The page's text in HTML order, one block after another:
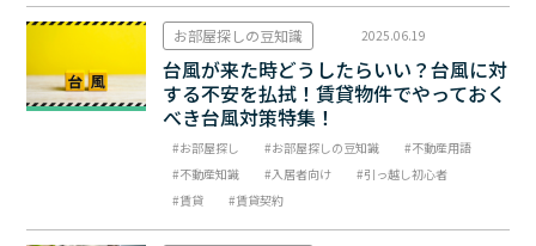
お部屋探しの豆知識 2025.06.19
台風が来た時どうしたらいい？台風に対
する不安を払拭！賃貸物件でやっておく
べき台風対策特集！
お部屋探し お部屋探しの豆知識
不動産用語
不動産知識
入居者向け
引っ越し初心者
賃貸
賃貸契約